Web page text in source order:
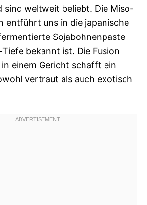
sind weltweit beliebt. Die Miso-
entführt uns in die japanische
Sojabohnenpaste
bekannt ist. Die Fusion
in einem Gericht schafft ein
vertraut als auch exotisch